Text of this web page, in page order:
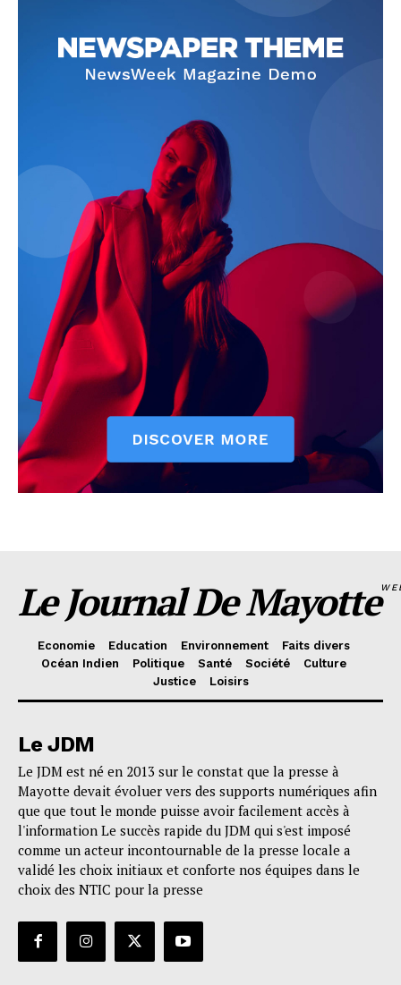
Le Journal De Mayotte
Economie Education Environnement
Faits divers
Océan Indien
Politique Santé Société
Culture
Justice
Loisirs
Le JDM
Le JDM est né en 2013 sur le constat que la presse à
Mayotte devait évoluer vers des supports numériques afin
que que tout le monde puisse avoir facilement accès à
l'information Le succès rapide du JDM qui s'est imposé
comme un acteur incontournable de la presse locale a
validé les choix initiaux et conforte nos équipes dans le
choix des NTIC pour la presse